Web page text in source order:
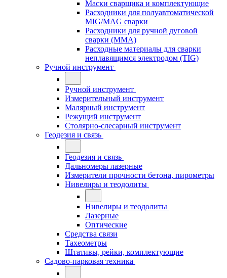
Маски сварщика и комплектующие
Расходники для полуавтоматической
MIG/MAG сварки
Расходники для ручной дуговой
сварки (MMA)
Расходные материалы для сварки
неплавящимся электродом (TIG)
Ручной инструмент
Ручной инструмент
Измерительный инструмент
Малярный инструмент
Режущий инструмент
Столярно-слесарный инструмент
Геодезия и связь
Геодезия и связь
Дальномеры лазерные
Измерители прочности бетона, пирометры
Нивелиры и теодолиты
Нивелиры и теодолиты
Лазерные
Оптические
Средства связи
Тахеометры
Штативы, рейки, комплектующие
Садово-парковая техника